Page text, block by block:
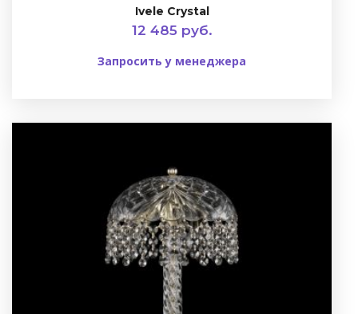
Ivele Crystal
12 485 руб.
Запросить у менеджера